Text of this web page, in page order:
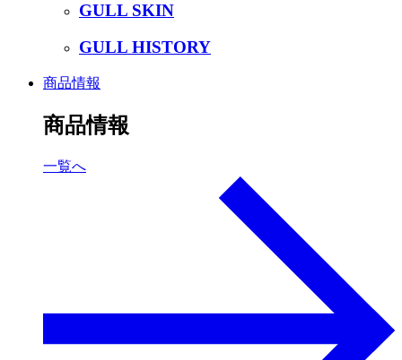
GULL SKIN
GULL HISTORY
商品情報
商品情報
一覧へ